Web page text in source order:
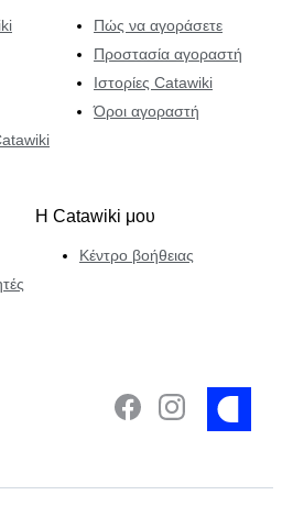
Πώς να αγοράσετε
Προστασία αγοραστή
Ιστορίες Catawiki
Όροι αγοραστή
Η Catawiki μου
Κέντρο βοήθειας